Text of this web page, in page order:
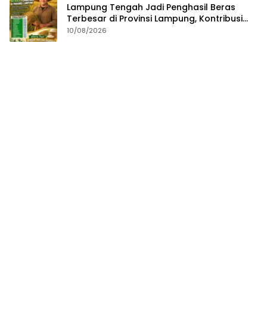
Lampung Tengah Jadi Penghasil Beras
Terbesar di Provinsi Lampung, Kontribusi
Nyata untuk Swasembada Pangan
10/08/2026